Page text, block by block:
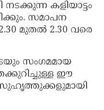
കളിയാട്ടം
സമാപന
മുതൽ 2.30 വരെ
സംഗമമായ
ഈ
സുഹൃത്തുക്കളുമായി